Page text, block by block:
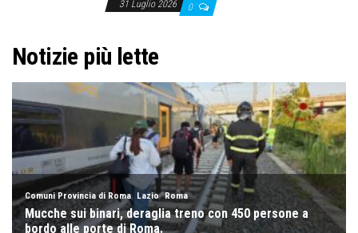
31 Luglio 2026 0
Notizie più lette